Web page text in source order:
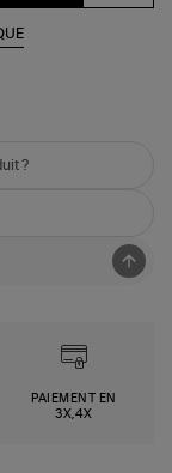
?
PAIEMENT EN
3X,4X